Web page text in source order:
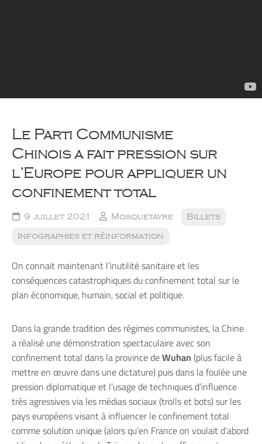
Le Parti Communisme
Chinois a fait pression sur
l’Europe pour appliquer un
confinement total
9 juillet 2021 Mosquetayre
Billets
Infographies et réinformation
On connait maintenant l’inutilité sanitaire et les
conséquences catastrophiques du confinement total sur le
plan économique, humain, social et politique.
Dans la grande tradition des régimes communistes, la Chine
a réalisé une démonstration spectaculaire avec son
confinement total dans la province deWuhan (plus facile à
mettre en œuvre dans une dictature) puis dans la foulée une
pression diplomatique et l’usage de techniques d’influence
très agressives via les médias sociaux (trolls et bots) sur les
pays européens visant à influencer le confinement total
comme solution unique (alors qu’en France on voulait d’abord